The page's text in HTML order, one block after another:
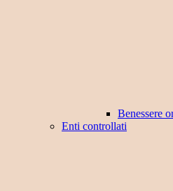
Benessere
Enti controllati